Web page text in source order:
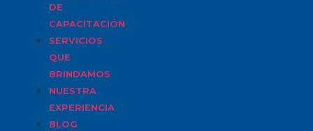
DE
CAPACITACIÓN
SERVICIOS
QUE
BRINDAMOS
NUESTRA
EXPERIENCIA
BLOG